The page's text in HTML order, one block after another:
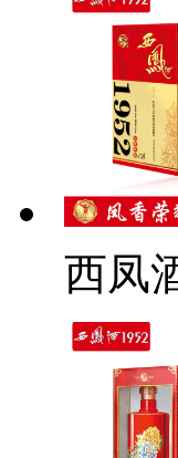
西凤